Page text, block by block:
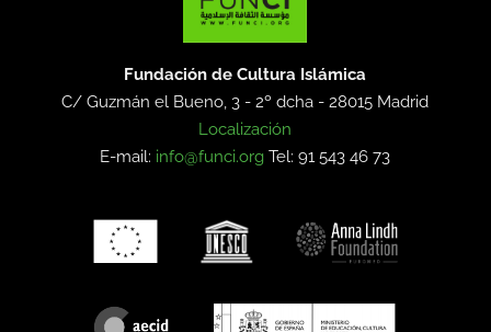
Fundación de Cultura Islámica
C/ Guzmán el Bueno, 3 - 2º dcha -28015 Madrid
Localización
E-mail: info@funci.org Tel: 91 543 46 73